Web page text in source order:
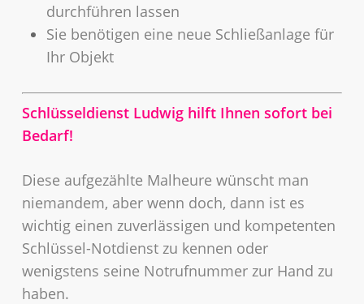
durchführen lassen
Sie benötigen eine neue Schließanlage für
Ihr Objekt
Schlüsseldienst Ludwig hilft Ihnen sofort bei
Bedarf!
Diese aufgezählte Malheure wünscht man
niemandem, aber wenn doch, dann ist es
wichtig einen zuverlässigen und kompetenten
Schlüssel-Notdienst zu kennen oder
wenigstens seine Notrufnummer zur Hand zu
haben.